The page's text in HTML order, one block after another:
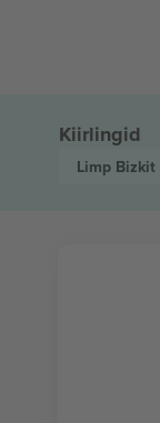
Kiirlingid
Limp Bizkit